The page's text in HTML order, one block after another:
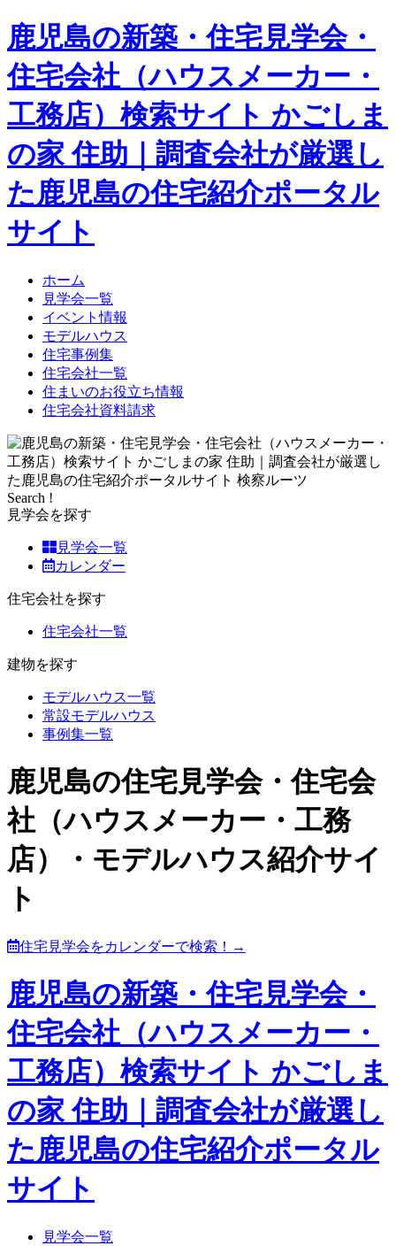
鹿児島の新築・住宅見学会・
住宅会社（ハウスメーカー・
工務店）検索サイト かごしま
の家 住助｜調査会社が厳選し
た鹿児島の住宅紹介ポータル
サイト
ホーム
見学会一覧
イベント情報
モデルハウス
住宅事例集
住宅会社一覧
住まいのお役立ち情報
住宅会社資料請求
Search !
見学会を探す
見学会一覧
カレンダー
住宅会社を探す
住宅会社一覧
建物を探す
モデルハウス一覧
常設モデルハウス
事例集一覧
鹿児島の住宅見学会・住宅会
社（ハウスメーカー・工務
店）・モデルハウス紹介サイ
ト
住宅見学会をカレンダーで検索！→
鹿児島の新築・住宅見学会・
住宅会社（ハウスメーカー・
工務店）検索サイト かごしま
の家 住助｜調査会社が厳選し
た鹿児島の住宅紹介ポータル
サイト
見学会一覧